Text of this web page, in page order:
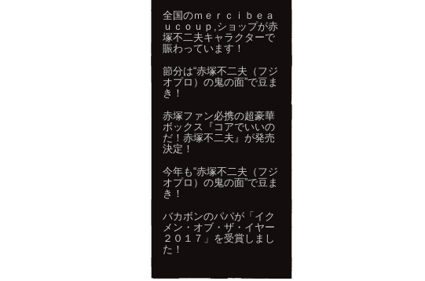
全国のｍｅｒｃｉｂｅａ
ｕｃｏｕｐ,ショップが赤
塚不二夫キャラクターで
賑わっています！
節分は“赤塚不二夫（フジ
オプロ）の鬼の面”で豆ま
き！
赤塚ファン必携の超豪華
ボックス『コアでいいの
だ！赤塚不二夫』が発売
決定！
今年も“赤塚不二夫（フジ
オプロ）の鬼の面”で豆ま
き！
バカボンのパパが「イク
メン・オブ・ザ・イヤー
２０１７」を受賞しまし
た！